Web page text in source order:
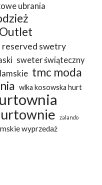
ubrania
reserved swetry
sweter świąteczny
tmc moda
wlka kosowska hurt
zalando
wyprzedaż